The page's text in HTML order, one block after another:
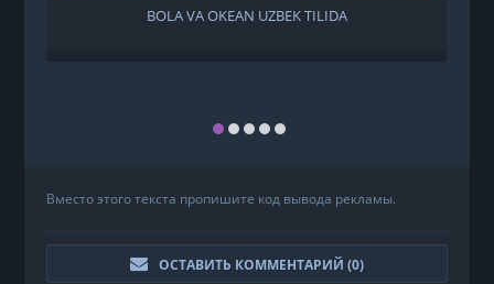
BOLA VA OKEAN UZBEK TILIDA
Вместо этого текста пропишите код вывода рекламы.
ОСТАВИТЬ КОММЕНТАРИЙ (0)